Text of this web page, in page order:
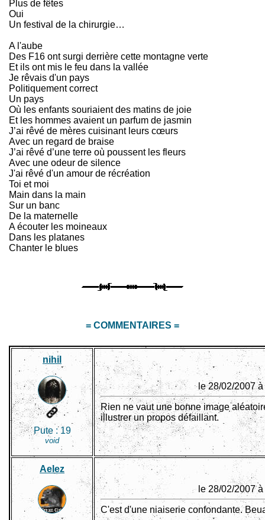
Plus de fêtes
Oui
Un festival de la chirurgie…
A l'aube
Des F16 ont surgi derrière cette montagne verte
Et ils ont mis le feu dans la vallée
Je rêvais d'un pays
Politiquement correct
Un pays
Où les enfants souriaient des matins de joie
Et les hommes avaient un parfum de jasmin
J’ai rêvé de mères cuisinant leurs cœurs
Avec un regard de braise
J’ai rêvé d’une terre où poussent les fleurs
Avec une odeur de silence
J'ai rêvé d'un amour de récréation
Toi et moi
Main dans la main
Sur un banc
De la maternelle
A écouter les moineaux
Dans les platanes
Chanter le blues
= COMMENTAIRES =
nihil
Pute :19
void
le 28/02/2007
Rien ne vaut une bonne image
illustrer un propos défaillant.
Aelez
le 28/02/2007
C'est d'une niaiserie confondante.